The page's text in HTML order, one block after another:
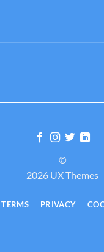
©
2026 UX Themes
TERMS PRIVACY